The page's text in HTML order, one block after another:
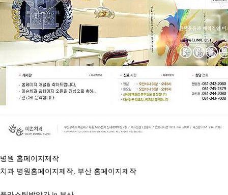
병원 홈페이지제작
치과 병원홈페이지제작, 부산 홈페이지제작